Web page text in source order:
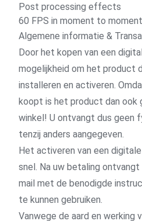
Post processing effects
60 FPS in moment to
Algemene informatie &
Door het kopen van een
mogelijkheid om het product
installeren en activeren.
koopt is het product dan ook
winkel! U ontvangt dus geen
tenzij anders aangegeven.
Het activeren van een
snel. Na uw betaling
mail met de benodigde
te kunnen gebruiken.
Vanwege de aard en werking